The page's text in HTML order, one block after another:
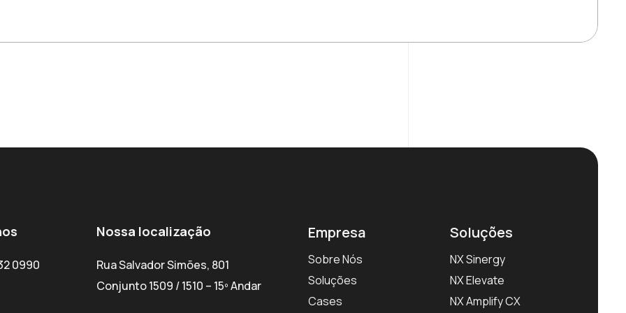
0990
Nossa localização
Rua Salvador Simões, 801
Conjunto 1509 / 1510 – 15º Andar
Empresa
Sobre Nós
Soluções
Cases
Soluções
NX Sinergy
NX Elevate
NX Amplify CX